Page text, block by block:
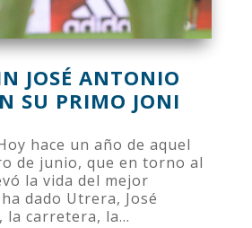
JOSÉ ANTONIO
SU PRIMO JONI
hace un año de aquel
de junio, que en torno al
la vida del mejor
dado Utrera, José
la carretera, la...